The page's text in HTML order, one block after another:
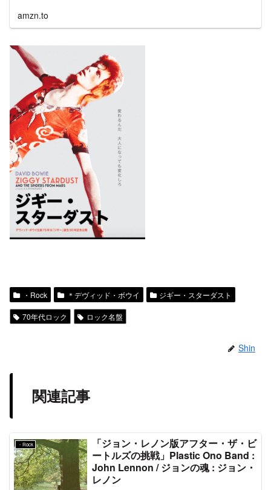
amzn.to
・Rock ＊デヴィッド・ボウイ ジギー・スターダスト
70年代ロック ロック名盤
Shin
関連記事
・Rock
「ジョン・レノン版アフター・ザ・ビ
ートルズの挑戦」Plastic Ono Band :
John Lennon / ジョンの魂 : ジョン・
レノン